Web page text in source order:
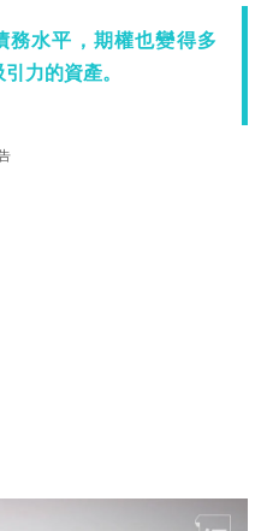
務水平，期權也變得多
力的資產。